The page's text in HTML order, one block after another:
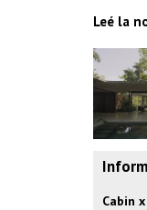
Leé la
Cabin